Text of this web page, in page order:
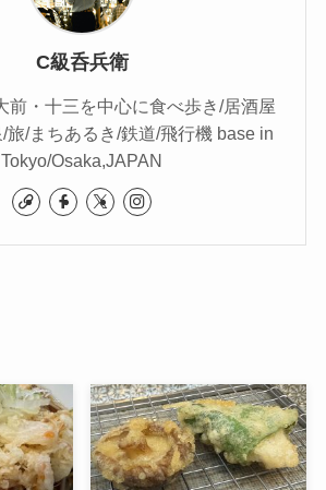
C級呑兵衛
前・十三を中心に食べ歩き/居酒屋
旅/まちあるき/鉄道/飛行機 base in
Tokyo/Osaka,JAPAN